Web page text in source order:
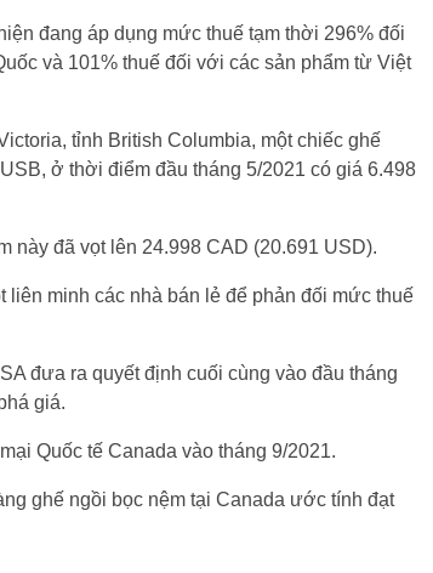
đang áp dụng mức thuế tạm thời 296% đối
và 101% thuế đối với các sản phẩm từ Việt
tỉnh British Columbia, một chiếc ghế
ở thời điểm đầu tháng 5/2021 có giá 6.498
này đã vọt lên 24.998 CAD (20.691 USD).
liên minh các nhà bán lẻ để phản đối mức thuế
đưa ra quyết định cuối cùng vào đầu tháng
giá.
Quốc tế Canada vào tháng 9/2021.
ghế ngồi bọc nệm tại Canada ước tính đạt